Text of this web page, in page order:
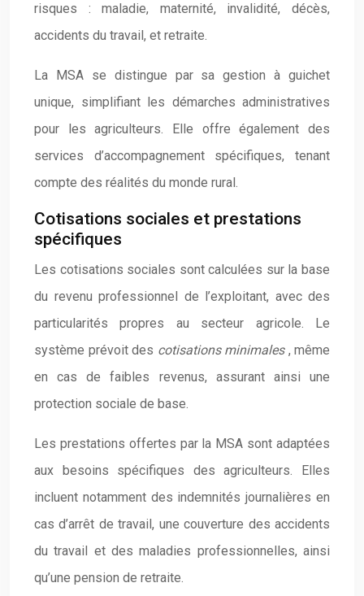
risques : maladie, maternité, invalidité, décès,
accidents du travail, et retraite.
La MSA se distingue par sa gestion à guichet
unique, simplifiant les démarches administratives
pour les agriculteurs. Elle offre également des
services d’accompagnement spécifiques, tenant
compte des réalités du monde rural.
Cotisations sociales et prestations
spécifiques
Les cotisations sociales sont calculées sur la base
du revenu professionnel de l’exploitant, avec des
particularités propres au secteur agricole. Le
système prévoit des cotisations minimales , même
en cas de faibles revenus, assurant ainsi une
protection sociale de base.
Les prestations offertes par la MSA sont adaptées
aux besoins spécifiques des agriculteurs. Elles
incluent notamment des indemnités journalières en
cas d’arrêt de travail, une couverture des accidents
du travail et des maladies professionnelles, ainsi
qu’une pension de retraite.